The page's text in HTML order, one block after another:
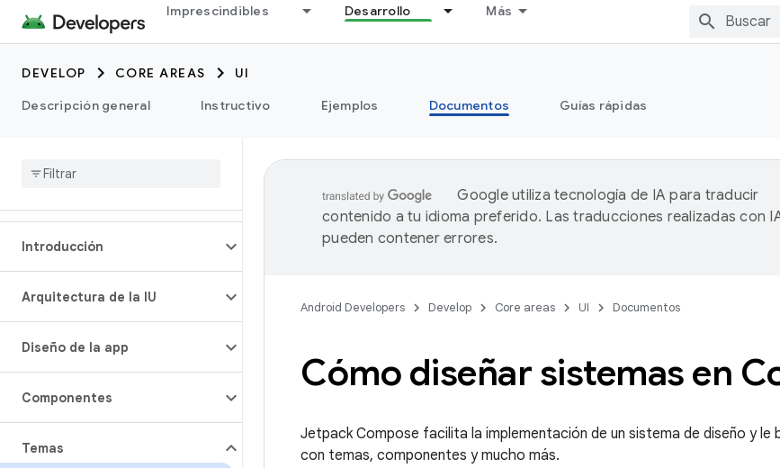
Imprescindibles Desarrollo Más
DEVELOP CORE AREAS
UI
Descripción general
Instructivo Ejemplos Documentos Guías rápidas
Introducción
Arquitectura de la IU
Diseño de la app
Componentes
Temas
Google utiliza tecnología de IA para traducir
contenido a tu idioma preferido. Las traducciones realizadas con
pueden contener errores.
Android Developers Develop Core areas UI Documentos
Cómo diseñar sistemas en
Jetpack Compose facilita la implementación de un sistema de diseño y le
con temas, componentes y mucho más.